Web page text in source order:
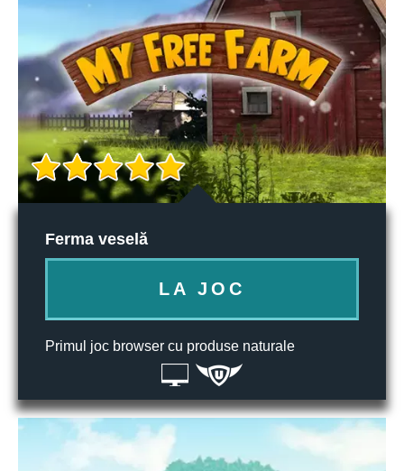
Ferma veselă
LA JOC
Primul joc browser cu produse naturale